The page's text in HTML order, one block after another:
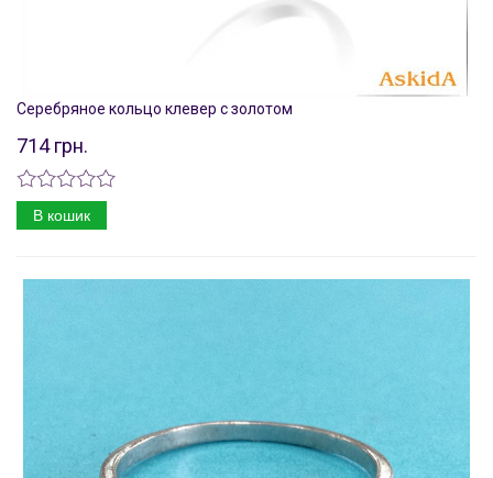
Серебряное кольцо клевер с золотом
714 грн.
В кошик